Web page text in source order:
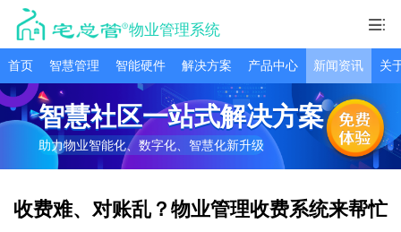
物业管理系统
首页 智慧管理 智能硬件 解决方案 产品中心 新闻资讯 关
智慧社区一站式解决方案
助力物业智能化、数字化、智慧化新升级
收费难、对账乱？物业管理收费系统来帮忙